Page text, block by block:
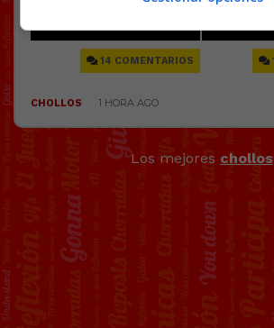
Los mejores chollos